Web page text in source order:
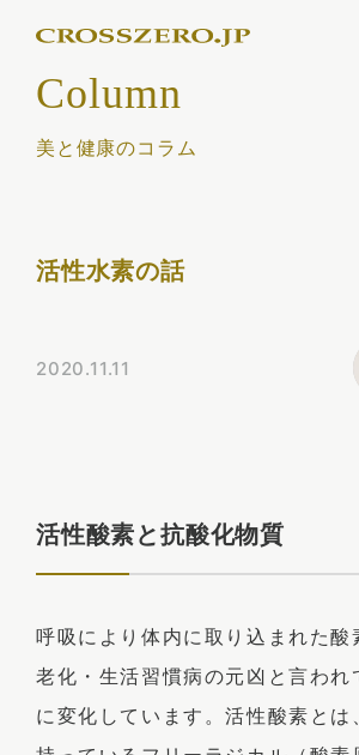
Column
美と健康のコラム
活性水素の話
2020.11.11
活性酸素と抗酸化物質
呼吸により体内に取り込まれた酸
老化・生活習慣病の元凶と言われ
に変化しています。活性酸素とは